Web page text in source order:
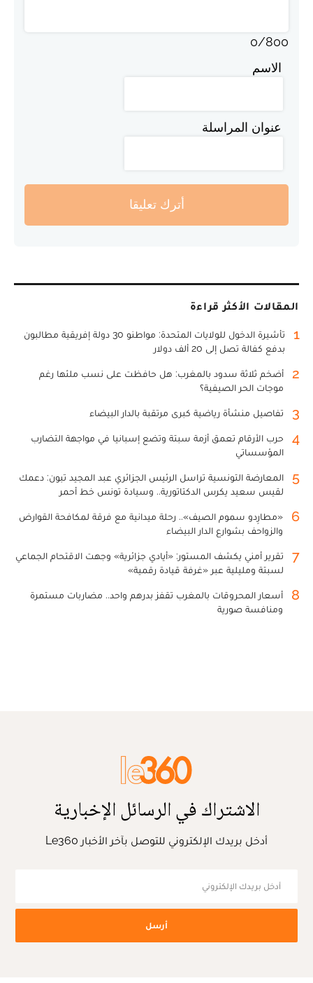
0/800
الاسم
عنوان المراسلة
أترك تعليقا
المقالات الأكثر قراءة
1
تأشيرة الدخول للولايات المتحدة: مواطنو 30 دولة إفريقية مطالبون
بدفع كفالة تصل إلى 20 ألف دولار
2
أضخم ثلاثة سدود بالمغرب: هل حافظت على نسب ملئها رغم
موجات الحر الصيفية؟
3 تفاصيل منشأة رياضية كبرى مرتقبة بالدار البيضاء
4
حرب الأرقام تعمق أزمة سبتة وتضع إسبانيا في مواجهة التضارب
المؤسساتي
5
المعارضة التونسية تراسل الرئيس الجزائري عبد المجيد تبون: دعمك
لقيس سعيد يكرس الدكتاتورية.. وسيادة تونس خط أحمر
6
«مطارِدو سموم الصيف».. رحلة ميدانية مع فرقة لمكافحة القوارض
والزواحف بشوارع الدار البيضاء
7
تقرير أمني يكشف المستور: «أيادي جزائرية» وجهت الاقتحام الجماعي
لسبتة ومليلية عبر «غرفة قيادة رقمية»
8
أسعار المحروقات بالمغرب تقفز بدرهم واحد.. مضاربات مستمرة
ومنافسة صورية
الاشتراك في الرسائل الإخبارية
أدخل بريدك الإلكتروني للتوصل بآخر الأخبار Le360
أرسل